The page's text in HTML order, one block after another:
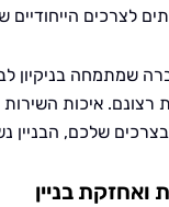
לצרכים הייחודיים
שמתמחה בניקיון
רצונם. איכות
שלכם, הבניין
בניין